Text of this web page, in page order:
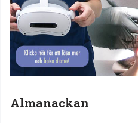
Almanackan